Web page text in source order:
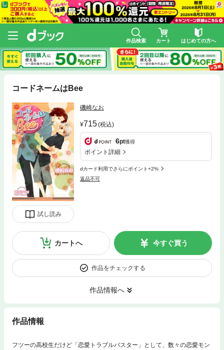
作品検索 カート はじめての方へ
コードネームはBee
試し読み
磯崎なお
715(税込)
6pt獲得
ポイント詳細
dカード利用でさらにポイント+2%
返品不可
カートへ 今すぐ買う
作品をチェックする
作品情報へ
作品情報
フツーの高校生だけど「恋愛トラブルバスター」として、数々の恋愛モン